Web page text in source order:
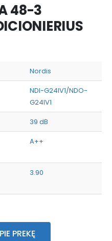
48-3
Nordis
NDI-G24IV1/NDO-
G24IV1
39 dB
A++
3.90
PREKĘ